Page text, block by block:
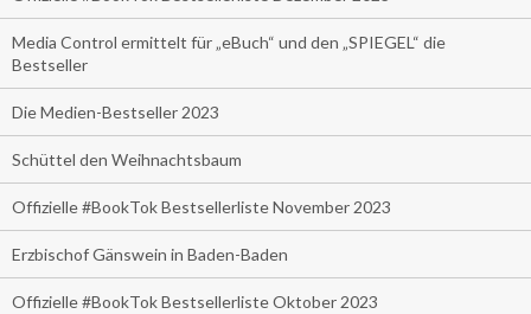
Media Control ermittelt für „eBuch“ und den „SPIEGEL“ die
Bestseller
Die Medien-Bestseller 2023
Schüttel den Weihnachtsbaum
Offizielle #BookTok Bestsellerliste November 2023
Erzbischof Gänswein in Baden-Baden
Offizielle #BookTok Bestsellerliste Oktober 2023